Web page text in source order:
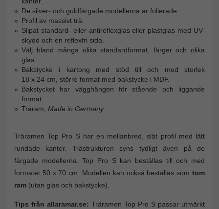
De silver- och guldfärgade modellerna är folierade.
Profil av massivt trä.
Slipat standard- eller antireflexglas eller plastglas med UV-
skydd och en reflexfri sida.
Välj bland många olika standardformat, färger och olika
glas.
Bakstycke i kartong med stöd till och med storlek
18 x 24 cm, större format med bakstycke i MDF.
Bakstycket har vägghängen för stående och liggande
format.
Träram, Made in Germany.
Träramen Top Pro S har en mellanbred, slät profil med lätt
rundade kanter. Trästrukturen syns tydligt även på de
färgade modellerna. Top Pro S kan beställas till och med
formatet 50 x 70 cm. Modellen kan också beställas som tom
ram (utan glas och bakstycke).
Tips från allaramar.se: Träramen Top Pro S passar utmärkt